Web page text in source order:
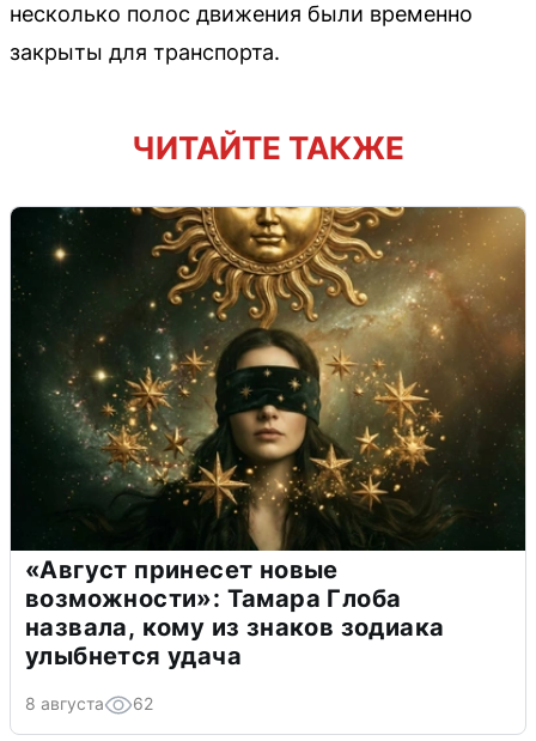
несколько полос движения были временно
закрыты для транспорта.
ЧИТАЙТЕ ТАКЖЕ
«Август принесет новые
возможности»: Тамара Глоба
назвала, кому из знаков зодиака
улыбнется удача
8 августа 62